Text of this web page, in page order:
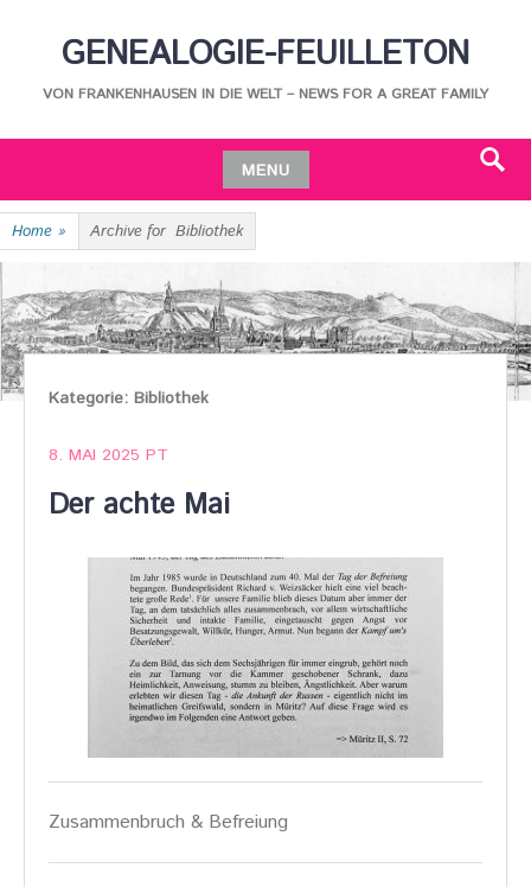
GENEALOGIE-FEUILLETON
VON FRANKENHAUSEN IN DIE WELT – NEWS FOR A GREAT FAMILY
MENU
Skip
to
Home » Archive for Bibliothek
Kategorie: Bibliothek
8. MAI 2025 PT
Der achte Mai
Zusammenbruch & Befreiung